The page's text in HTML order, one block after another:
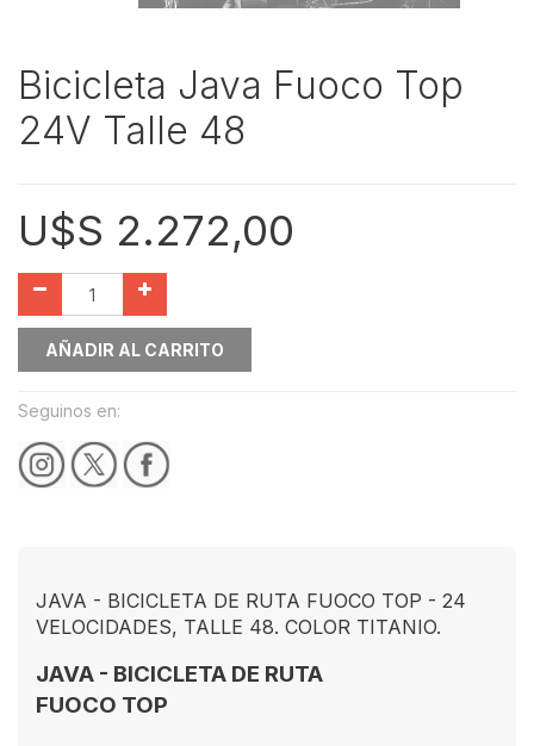
Bicicleta Java Fuoco Top
24V Talle 48
U$S 2.272,00
AÑADIR AL CARRITO
Seguinos en:
JAVA - BICICLETA DE RUTA FUOCO TOP - 24
VELOCIDADES, TALLE 48. COLOR TITANIO.
JAVA - BICICLETA DE RUTA
FUOCO TOP